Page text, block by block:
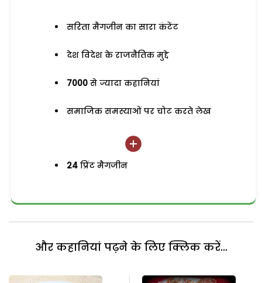
सरिता मैगजीन का सारा कंटेंट
देश विदेश के राजनैतिक मुद्दे
7000 से ज्यादा कहानियां
समाजिक समस्याओं पर चोट करते लेख
24 प्रिंट मैगजीन
और कहानियां पढ़ने के लिए क्लिक करें...